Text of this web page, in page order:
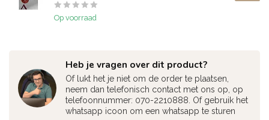
Op voorraad
Heb je vragen over dit product?
Of lukt het je niet om de order te plaatsen,
neem dan telefonisch contact met ons op, op
telefoonnummer: 070-2210888. Of gebruik het
whatsapp icoon om een whatsapp te sturen